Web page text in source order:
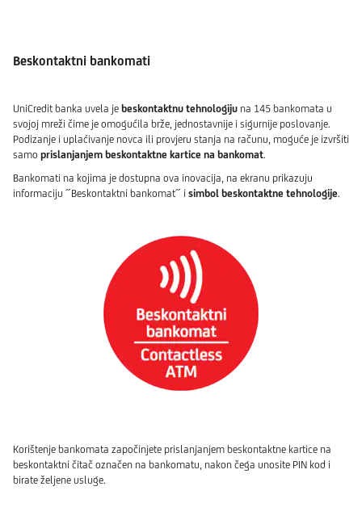
Beskontaktni bankomati
UniCredit banka uvela je beskontaktnu tehnologiju na 145 bankomata u
svojoj mreži čime je omogućila brže, jednostavnije i sigurnije poslovanje.
Podizanje i uplaćivanje novca ili provjeru stanja na računu, moguće je izvršiti
samo prislanjanjem beskontaktne kartice na bankomat.
Bankomati na kojima je dostupna ova inovacija, na ekranu prikazuju
informaciju ˝Beskontaktni bankomat˝ i simbol beskontaktne tehnologije.
Korištenje bankomata započinjete prislanjanjem beskontaktne kartice na
beskontaktni čitač označen na bankomatu, nakon čega unosite PIN kod i
birate željene usluge.